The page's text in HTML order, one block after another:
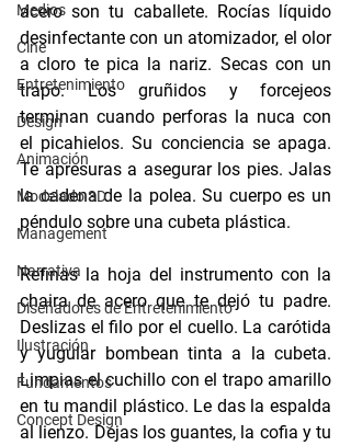
Medios
Cine
Entretenimiento
Design
Animación
Modelado 3D
Management
Narrativa
Diseñadores de Entretenimiento
Ilustración
Fundamentos
Concept Design
acero son tu caballete. Rocías líquido
desinfectante con un atomizador, el olor
a cloro te pica la nariz. Secas con un
trapo. Los gruñidos y forcejeos
terminan cuando perforas la nuca con
el picahielos. Su conciencia se apaga.
Te apresuras a asegurar los pies. Jalas
la cadena de la polea. Su cuerpo es un
péndulo sobre una cubeta plástica.
Refinas la hoja del instrumento con la
chaira de acero que te dejó tu padre.
Deslizas el filo por el cuello. La carótida
y yugular bombean tinta a la cubeta.
Limpias el cuchillo con el trapo amarillo
en tu mandil plástico. Le das la espalda
al lienzo. Dejas los guantes, la cofia y tu